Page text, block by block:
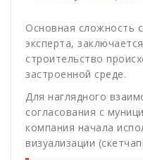
Основная сложность
эксперта,
строительство
застроенной среде.
Для наглядного
согласования с
компания начала
визуализации